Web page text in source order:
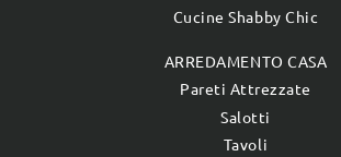
Cucine Shabby Chic
ARREDAMENTO CASA
Pareti Attrezzate
Salotti
Tavoli